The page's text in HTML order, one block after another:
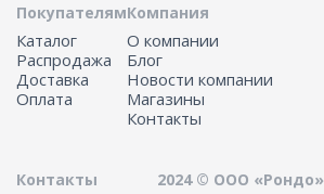
Покупателям
Каталог
Распродажа
Доставка
Оплата
Компания
О компании
Блог
Новости компании
Магазины
Контакты
Контакты 2024 © ООО «Рондо»